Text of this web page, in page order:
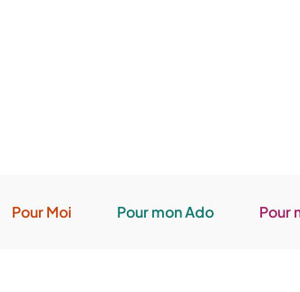
Pour Moi Pour mon Ado Pour